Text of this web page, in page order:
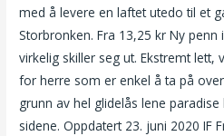
med å levere en laftet utedo til et
Storbronken. Fra 13,25 kr Ny
virkelig skiller seg ut. Ekstremt lett,
for herre som er enkel å ta på
grunn av hel glidelås lene
sidene. Oppdatert 23. juni 2020 IF